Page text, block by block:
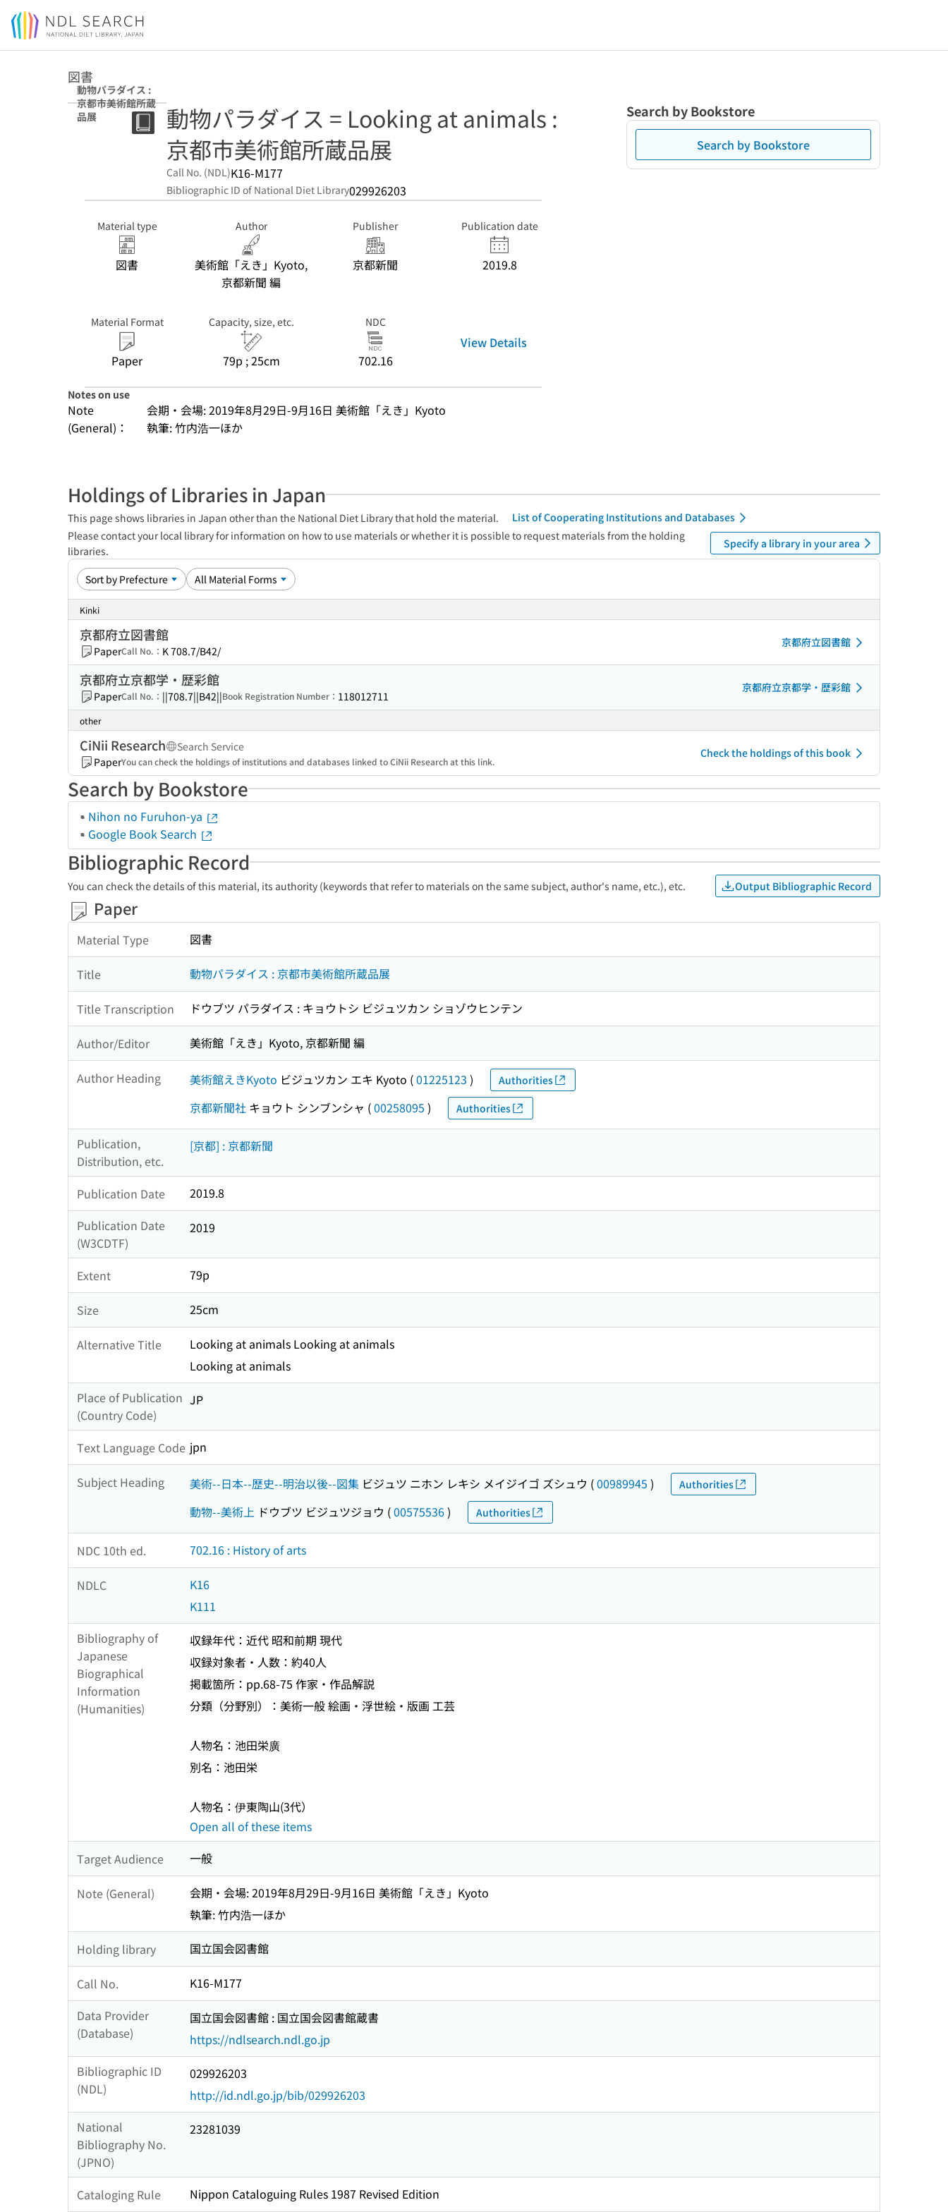
Jump to main content
図書
動物パラダイス :
京都市美術館所蔵
品展
動物パラダイス = Looking at animals :
京都市美術館所蔵品展
Call No. (NDL)K16-M177
Bibliographic ID of National Diet Library029926203
Material type
図書
Author
美術館「えき」Kyoto,
京都新聞 編
Publisher
京都新聞
Publication date
2019.8
Material Format
Paper
Capacity, size, etc.
79p ; 25cm
NDC
702.16
View Details
Notes on use
Note
(General)：
会期・会場: 2019年8月29日-9月16日 美術館「えき」Kyoto
執筆: 竹内浩一ほか
Search by Bookstore
Search by Bookstore
Holdings of Libraries in Japan
This page shows libraries in Japan other than the National Diet Library that hold the material.
List of Cooperating Institutions and Databases
Please contact your local library for information on how to use materials or whether it is possible to request materials from the holding
libraries.
Specify a library in your area
Kinki
京都府立図書館
PaperCall No.： K 708.7/B42/
京都府立図書館
京都府立京都学・歴彩館
PaperCall No.： ||708.7||B42||Book Registration Number： 118012711
京都府立京都学・歴彩館
other
CiNii Research
Search Service
PaperYou can check the holdings of institutions and databases linked to CiNii Research at this link.
Check the holdings of this book
Search by Bookstore
Nihon no Furuhon-ya
Google Book Search
Bibliographic Record
You can check the details of this material, its authority (keywords that refer to materials on the same subject, author's name, etc.), etc. Output Bibliographic Record
Paper
Material Type 図書
Title 動物パラダイス : 京都市美術館所蔵品展
Title Transcription ドウブツ パラダイス : キョウトシ ビジュツカン ショゾウヒンテン
Author/Editor 美術館「えき」Kyoto, 京都新聞 編
Author Heading 美術館えきKyoto ビジュツカン エキ Kyoto (01225123 ) Authorities
京都新聞社 キョウト シンブンシャ (00258095 ) Authorities
Publication,
Distribution, etc.
[京都] : 京都新聞
Publication Date
2019.8
Publication Date
(W3CDTF)
2019
Extent 79p
Size 25cm
Alternative Title
Looking at animals Looking at animals
Looking at animals
Place of Publication
(Country Code)
JP
Text Language Code jpn
Subject Heading 美術--日本--歴史--明治以後--図集 ビジュツ ニホン レキシ メイジイゴ ズシュウ (00989945 ) Authorities
動物--美術上 ドウブツ ビジュツジョウ (00575536) Authorities
NDC 10th ed. 702.16 : History of arts
NDLC
K16
K111
Bibliography of
Japanese
Biographical
Information
(Humanities)
収録年代：近代 昭和前期 現代
収録対象者・人数：約40人
掲載箇所：pp.68-75 作家・作品解説
分類（分野別）：美術一般 絵画・浮世絵・版画 工芸
人物名：池田栄廣
別名：池田栄
人物名：伊東陶山(3代）
Open all of these items
Target Audience
一般
Note (General)
会期・会場: 2019年8月29日-9月16日 美術館「えき」Kyoto
執筆: 竹内浩一ほか
Holding library 国立国会図書館
Call No.
K16-M177
Data Provider
(Database)
国立国会図書館 : 国立国会図書館蔵書
https://ndlsearch.ndl.go.jp
Bibliographic ID
(NDL)
029926203
http://id.ndl.go.jp/bib/029926203
National
Bibliography No.
(JPNO)
23281039
Cataloging Rule Nippon Cataloguing Rules 1987 Revised Edition